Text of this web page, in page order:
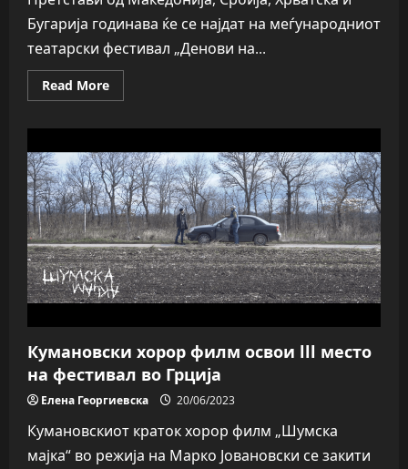
Бугарија годинава ќе се најдат на меѓународниот
театарски фестивал „Денови на...
Read MoreRead
more
за
годинешните
Денови
на
комедија
Кумановски хорор филм освои lll место
на фестивал во Грција
Елена Георгиевска 20/06/2023
Кумановскиот краток хорор филм „Шумска
мајка“ во режија на Марко Јовановски се закити